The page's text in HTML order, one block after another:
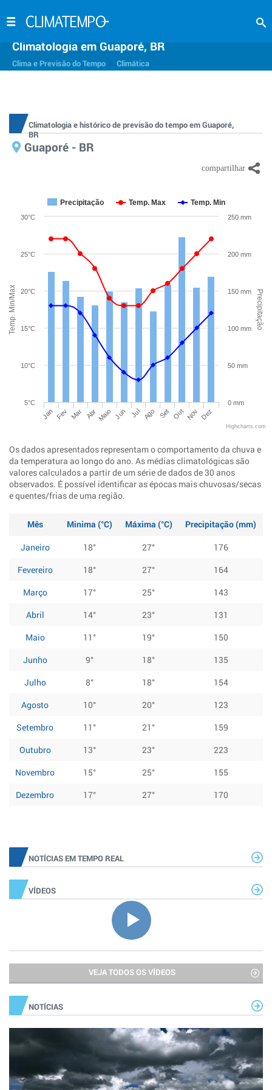
Climatologia em Guaporé, BR
Clima e Previsão do Tempo Climática
Climatologia e histórico de previsão do tempo em Guaporé,
BR
Guaporé - BR
Temp. Min/Max Precipitação
Precipitação Temp. Max Temp. Min
Jan Fev Mar Abr Maio Jun Jul Ago Set Out Nov Dez
5°C
10°C
15°C
20°C
25°C
30°C
0 mm
50 mm
100 mm
150 mm
200 mm
250 mm
Highcharts.com
Os dados apresentados representam o comportamento da chuva e
da temperatura ao longo do ano. As médias climatológicas são
valores calculados a partir de um série de dados de 30 anos
observados. É possível identificar as épocas mais chuvosas/secas
e quentes/frias de uma região.
Mês Minima (°C) Máxima (°C)
Precipitação (mm)
Janeiro
18° 27°
176
Fevereiro
18° 27°
164
Março
17° 25°
143
Abril
14° 23°
131
Maio
11° 19°
150
Junho
9° 18°
135
Julho
8° 18°
154
Agosto
10° 20°
123
Setembro
11° 21°
159
Outubro
13° 23°
223
Novembro
15° 25°
155
Dezembro
17° 27° 170
NOTÍCIAS EM TEMPO REAL
VÍDEOS
VEJA TODOS OS VÍDEOS
NOTÍCIAS